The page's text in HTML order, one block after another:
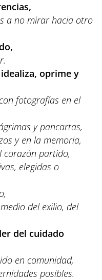
a no mirar hacia otro
oprime y
fotografías en el
y pancartas,
y en la memoria,
corazón partido,
elegidas o
del exilio, del
del cuidado
en comunidad,
posibles.